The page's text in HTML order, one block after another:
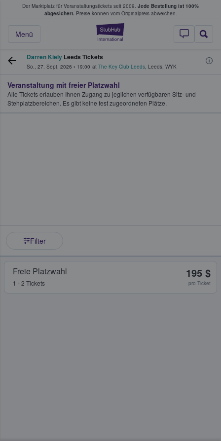
Der Marktplatz für Veranstaltungstickets seit 2009. Jede Bestellung ist 100%
abgesichert. Preise können vom Originalpreis abweichen.
StubHub - Wo
Menü
Tickets kaufen & verkaufen
Darren Kiely Leeds Tickets
So., 27. Sept. 2026 • 19:00 at The Key Club Leeds, Leeds, WYK
Veranstaltung mit freier Platzwahl
Alle Tickets erlauben Ihnen Zugang zu jeglichen verfügbaren Sitz- und
Stehplatzbereichen. Es gibt keine fest zugeordneten Plätze.
Filter
Freie Platzwahl
1 - 2 Tickets
195 $
pro Ticket